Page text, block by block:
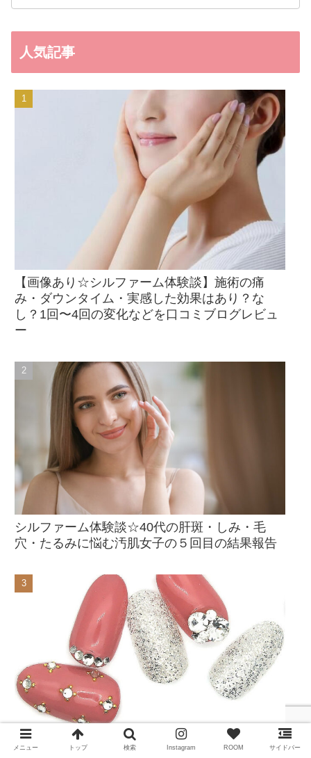
人気記事
【画像あり☆シルファーム体験談】施術の痛
み・ダウンタイム・実感した効果はあり？な
し？1回〜4回の変化などを口コミブログレビュ
ー
シルファーム体験談☆40代の肝斑・しみ・毛
穴・たるみに悩む汚肌女子の５回目の結果報告
立体的なVカットストーンネイルはセルフでもで
メニュー トップ 検索 Instagram ROOM サイドバー